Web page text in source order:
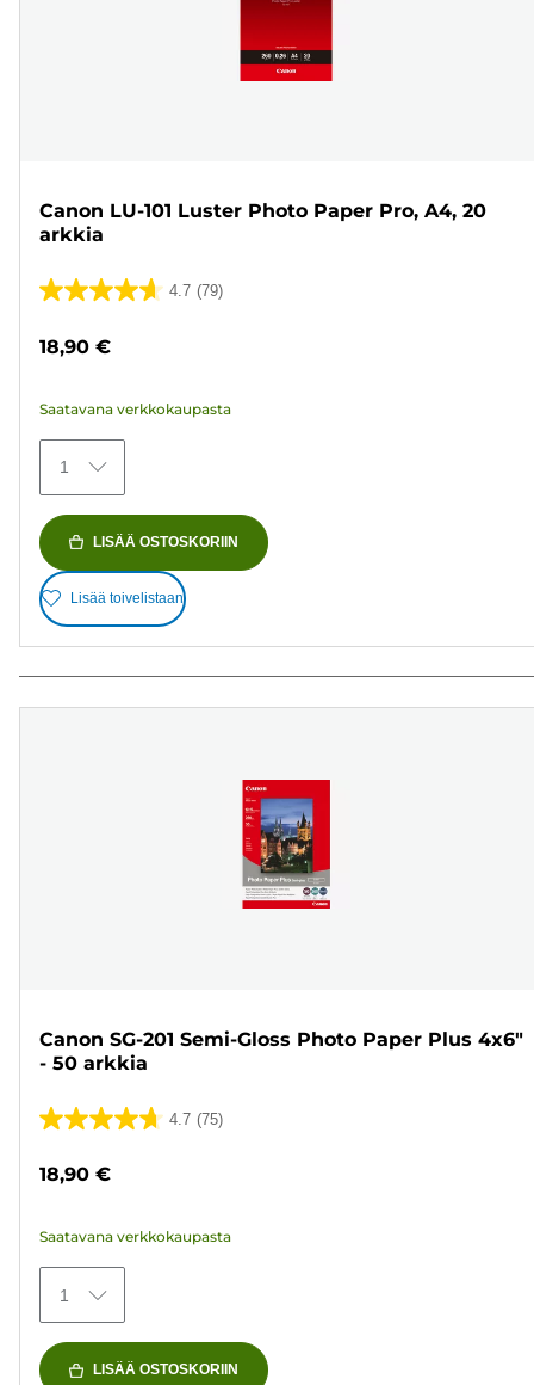
Canon LU-101 Luster Photo Paper Pro, A4, 20
arkkia
4.7 (79)
4.7/5
79
18,90 €
Saatavana verkkokaupasta
1
LISÄÄ OSTOSKORIIN
Lisää toivelistaan
Canon SG-201 Semi-Gloss Photo Paper Plus 4x6"
- 50 arkkia
4.7 (75)
4.7/5
75
18,90 €
Saatavana verkkokaupasta
1
LISÄÄ OSTOSKORIIN